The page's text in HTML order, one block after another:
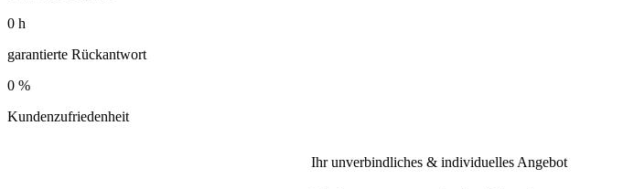
0 h
garantierte Rückantwort
0 %
Kundenzufriedenheit
Ihr unverbindliches & individuelles Angebot